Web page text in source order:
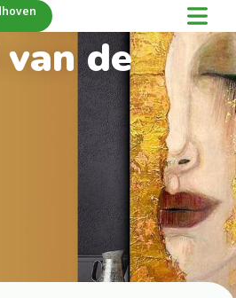
Wondere
de